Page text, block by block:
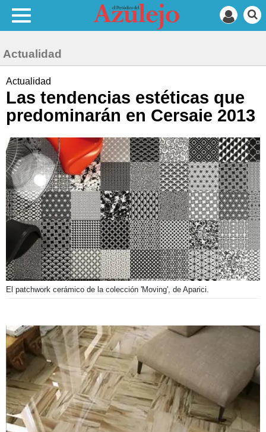
Actualidad
Actualidad
Las tendencias estéticas que
predominarán en Cersaie 2013
El patchwork cerámico de la colección 'Moving', de Aparici.